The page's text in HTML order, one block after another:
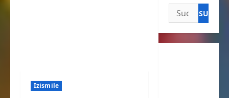
Izismile
Suchen
nach: